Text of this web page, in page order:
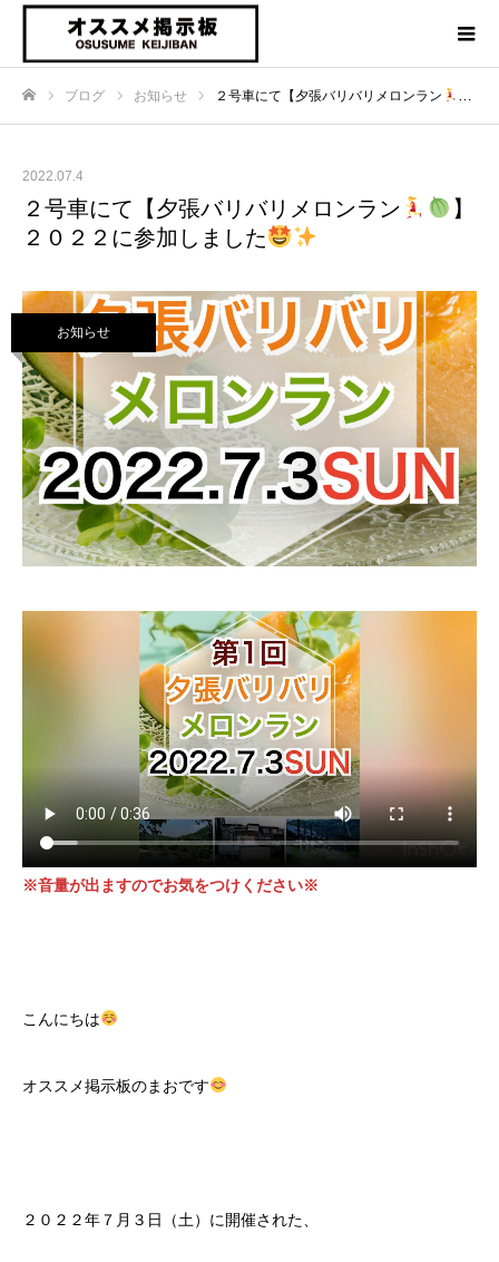
ブログ お知らせ ２号車にて【夕張バリバリメロンラン
2022.07.4
２号車にて【夕張バリバリメロンラン
】
２０２２に参加しました
お知らせ
※音量が出ますのでお気をつけください※
こんにちは
オススメ掲示板のまおです
２０２２年７月３日（土）に開催された、